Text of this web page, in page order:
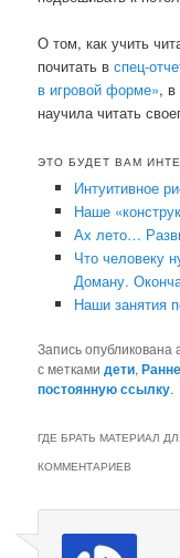
О том, как учить
почитать вспец-
в игровой форме», в
научила читать
ЭТО БУДЕТ ВАМ
Интуитивное
Наше
Ах лето…
Что человеку
Доману.
Наши занятия
Запись опубликована
с меткамидети,
постоянную ссылку.
ГДЕ БРАТЬ МАТЕРИАЛ
КОММЕНТАРИЕВ